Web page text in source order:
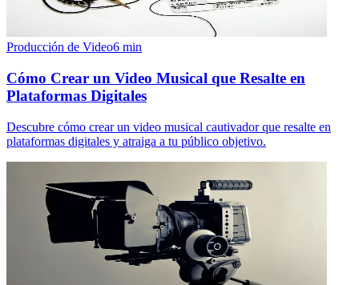
Producción de Video6 min
Cómo Crear un Video Musical que Resalte en
Plataformas Digitales
Descubre cómo crear un video musical cautivador que resalte en
plataformas digitales y atraiga a tu público objetivo.